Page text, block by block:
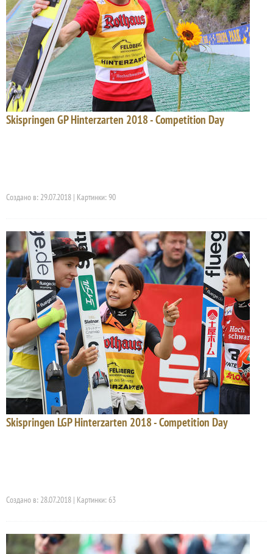
Skispringen GP Hinterzarten 2018 - Competition Day
Создано в: 29.07.2018 | Картинки: 90
Skispringen LGP Hinterzarten 2018 - Competition Day
Создано в: 28.07.2018 | Картинки: 63